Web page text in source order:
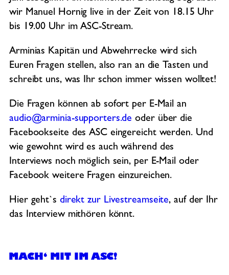
wir Manuel Hornig live in der Zeit von 18.15 Uhr
bis 19.00 Uhr im ASC-Stream.
Arminias Kapitän und Abwehrrecke wird sich
Euren Fragen stellen, also ran an die Tasten und
schreibt uns, was Ihr schon immer wissen wolltet!
Die Fragen können ab sofort per E-Mail an
audio@arminia-supporters.de oder über die
Facebookseite des ASC eingereicht werden. Und
wie gewohnt wird es auch während des
Interviews noch möglich sein, per E-Mail oder
Facebook weitere Fragen einzureichen.
Hier geht`s direkt zur Livestreamseite, auf der Ihr
das Interview mithören könnt.
MACH‘ MIT IM ASC!